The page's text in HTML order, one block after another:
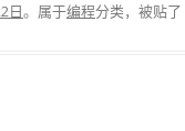
日。属于编程分类，被贴了